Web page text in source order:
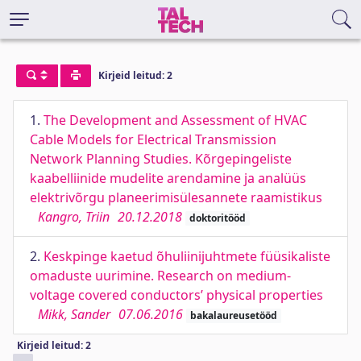
Kirjeid leitud: 2
1. The Development and Assessment of HVAC
Cable Models for Electrical Transmission
Network Planning Studies. Kõrgepingeliste
kaabelliinide mudelite arendamine ja analüüs
elektrivõrgu planeerimisülesannete raamistikus
Kangro, Triin 20.12.2018 doktoritööd
2. Keskpinge kaetud õhuliinijuhtmete füüsikaliste
omaduste uurimine. Research on medium-
voltage covered conductors’ physical properties
Mikk, Sander 07.06.2016 bakalaureusetööd
Kirjeid leitud: 2